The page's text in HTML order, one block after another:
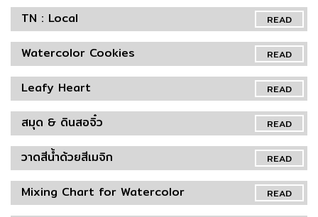
READ
TN : Local
READ
Watercolor Cookies
READ
Leafy Heart
READ
สมุด & ดินสอจิ๋ว
READ
วาดสีน้ำด้วยสีเมจิก
READ
Mixing Chart for Watercolor